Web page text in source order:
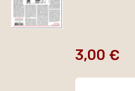
Prix
3,00 €